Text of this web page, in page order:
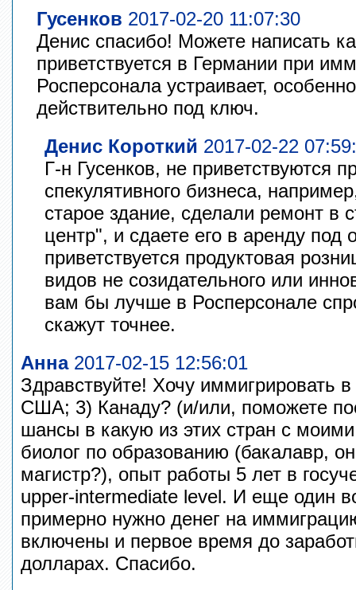
Гусенков 2017-02-20 11:07:30
Денис спасибо! Можете написать
приветствуется в Германии при
Росперсонала устраивает,
действительно под ключ.
Денис Короткий 2017-02-22
Г-н Гусенков, не приветствуются
спекулятивного бизнеса,
старое здание, сделали ремонт в
центр", и сдаете его в аренду
приветствуется продуктовая
видов не созидательного или
вам бы лучше в Росперсонале
скажут точнее.
Анна2017-02-15 12:56:01
Здравствуйте! Хочу иммигрировать
США; 3) Канаду? (и/или, поможете
шансы в какую из этих стран с
биолог по образованию (бакалавр,
магистр?), опыт работы 5 лет в
upper-intermediate level. И еще один
примерно нужно денег на
включены и первое время до
долларах. Спасибо.